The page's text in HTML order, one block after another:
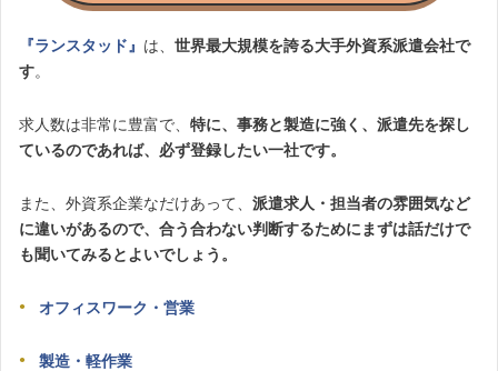
『ランスタッド』 は、 世界最大規模を誇る大手外資系派遣会社で
す。
求人数は非常に豊富で、 特に、事務と製造に強く、派遣先を探し
ているのであれば、必ず登録したい一社です。
また、外資系企業なだけあって、 派遣求人・担当者の雰囲気など
に違いがあるので、合う合わない判断するためにまずは話だけで
も聞いてみるとよいでしょう。
オフィスワーク・営業
製造・軽作業